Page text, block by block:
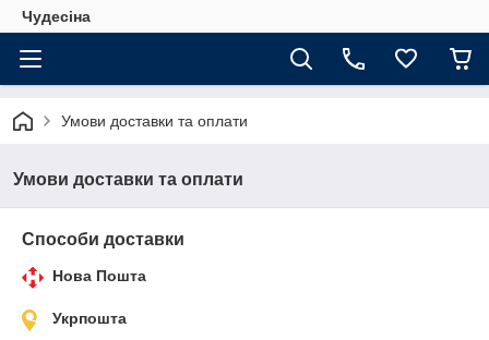
Чудесіна
Умови доставки та оплати
Умови доставки та оплати
Способи доставки
Нова Пошта
Укрпошта